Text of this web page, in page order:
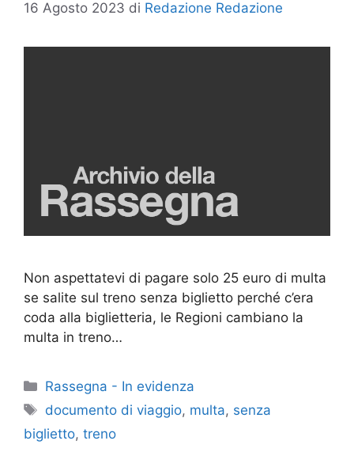
16 Agosto 2023 di Redazione Redazione
Non aspettatevi di pagare solo 25 euro di multa
se salite sul treno senza biglietto perché c’era
coda alla biglietteria, le Regioni cambiano la
multa in treno…
Categorie
Rassegna - In evidenza
Tag
documento di viaggio, multa, senza
biglietto, treno